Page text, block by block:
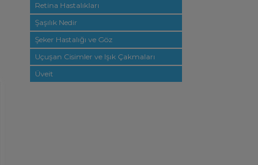
Retina Hastalıkları
Şaşılık Nedir
Şeker Hastalığı ve Göz
Uçuşan Cisimler ve Işık Çakmaları
Üveit